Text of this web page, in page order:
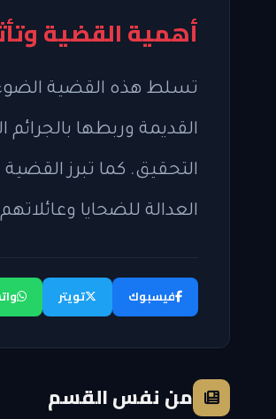
أهمية القضية
تسلط هذه القضية الضوء
القديمة وربطها
التحقيق. كما تبرز
العدالة للضحايا
فيسبوك تويتر
من نفس القسم